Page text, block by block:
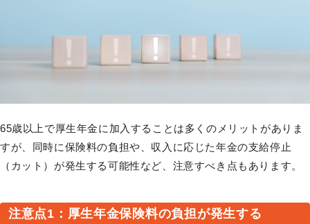
65歳以上で厚生年金に加入することは多くのメリットがありま
すが、同時に保険料の負担や、収入に応じた年金の支給停止
（カット）が発生する可能性など、注意すべき点もあります。
注意点1：厚生年金保険料の負担が発生する